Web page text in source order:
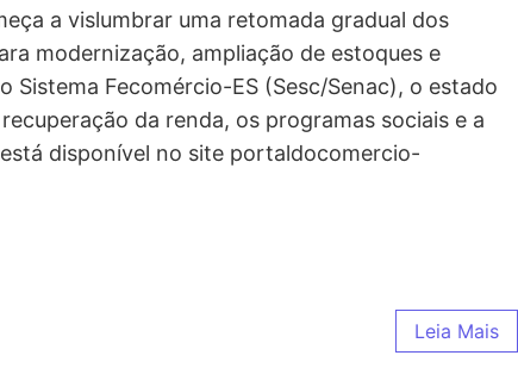
a vislumbrar uma retomada gradual dos
modernização, ampliação de estoques e
Sistema Fecomércio-ES (Sesc/Senac), o estado
da renda, os programas sociais e a
disponível no site portaldocomercio-
Leia Mais